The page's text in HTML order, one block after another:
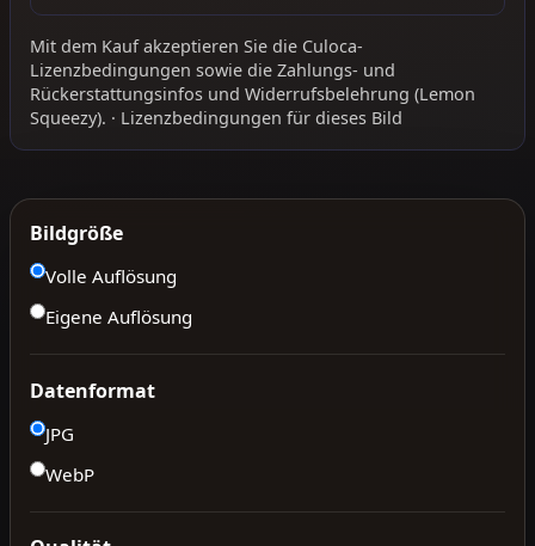
Mit dem Kauf akzeptieren Sie die Culoca-
Lizenzbedingungen sowie die Zahlungs- und
Rückerstattungsinfos und Widerrufsbelehrung (Lemon
Squeezy). · Lizenzbedingungen für dieses Bild
Bildgröße
Volle Auflösung
Eigene Auflösung
Datenformat
JPG
WebP